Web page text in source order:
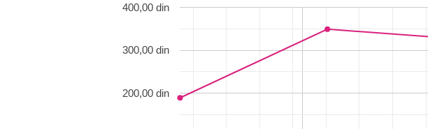
200,00 din
300,00 din
400,00 din